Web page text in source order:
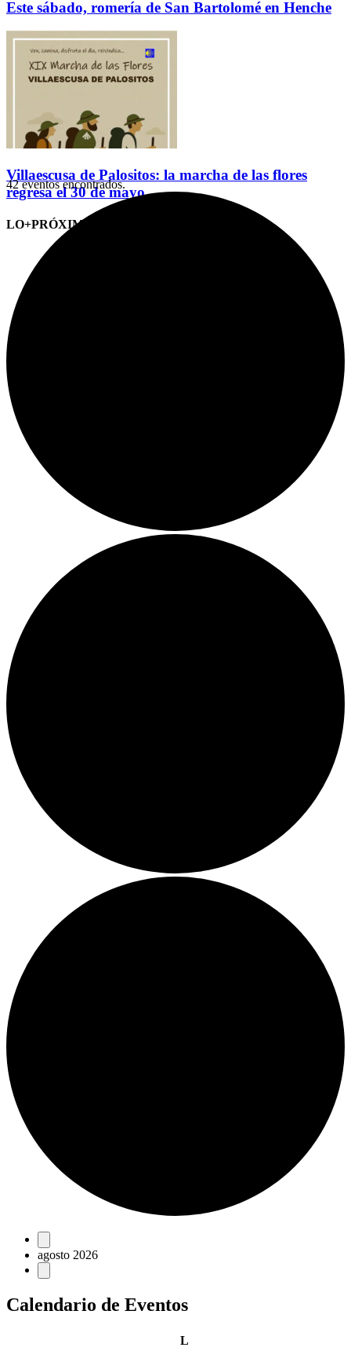
Este sábado, romería de San Bartolomé en Henche
Villaescusa de Palositos: la marcha de las flores
regresa el 30 de mayo
LO+PRÓXIMO (CITAS)
42 eventos encontrados.
Eventos
agosto 2026
Calendario de Eventos
Llunes